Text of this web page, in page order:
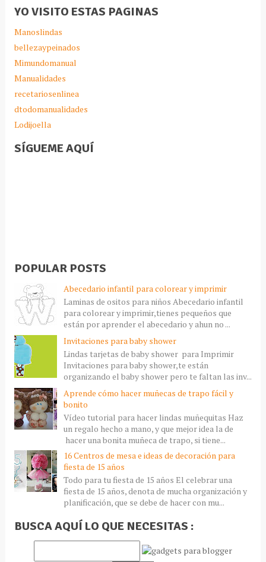
YO VISITO ESTAS PAGINAS
Manoslindas
bellezaypeinados
Mimundomanual
Manualidades
recetariosenlinea
dtodomanualidades
Lodijoella
SÍGUEME AQUÍ
POPULAR POSTS
Abecedario infantil para colorear y imprimir
Laminas de ositos para niños Abecedario infantil
para colorear y imprimir,tienes pequeños que
están por aprender el abecedario y ahun no ...
Invitaciones para baby shower
Lindas tarjetas de baby shower para Imprimir
Invitaciones para baby shower,te están
organizando el baby shower pero te faltan las inv...
Aprende cómo hacer muñecas de trapo fácil y
bonito
Vídeo tutorial para hacer lindas muñequitas Haz
un regalo hecho a mano, y que mejor idea la de
hacer una bonita muñeca de trapo, si tiene...
16 Centros de mesa e ideas de decoración para
fiesta de 15 años
Todo para tu fiesta de 15 años El celebrar una
fiesta de 15 años, denota de mucha organización y
planificación, que se debe de hacer con mu...
BUSCA AQUÍ LO QUE NECESITAS :